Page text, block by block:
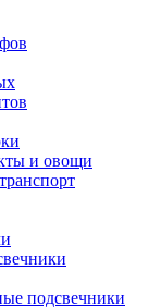
и овощи
подсвечники